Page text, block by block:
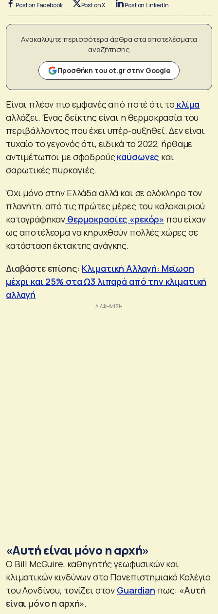
Post on Facebook Post on X Post on LinkedIn
Ανακαλύψτε περισσότερα άρθρα στα αποτελέσματα
αναζήτησης
Προσθήκη του ot.gr στην Google
Είναι πλέον πιο εμφανές από ποτέ ότι το κλίμα
αλλάζει. Ένας δείκτης είναι η θερμοκρασία του
περιβάλλοντος που έχει υπέρ-αυξηθεί. Δεν είναι
τυχαίο το γεγονός ότι, ειδικά το 2022, ήρθαμε
αντιμέτωποι με σφοδρούςκαύσωνες και
σαρωτικές πυρκαγιές.
Όχι μόνο στην Ελλάδα αλλά και σε ολόκληρο τον
πλανήτη, από τις πρώτες μέρες του καλοκαιριού
καταγράφηκαν θερμοκρασίες «ρεκόρ» που είχαν
ως αποτέλεσμα να κηρυχθούν πολλές χώρες σε
κατάσταση έκτακτης ανάγκης.
Διαβάστε επίσης: Κλιματική Αλλαγή: Μείωση
μέχρι και 25% στα Ω3 λιπαρά από την κλιματική
αλλαγή
«Αυτή είναι μόνο η αρχή»
Ο Bill McGuire, καθηγητής γεωφυσικών και
κλιματικών κινδύνων στο Πανεπιστημιακό Κολέγιο
του Λονδίνου, τονίζει στον Guardian πως: «Αυτή
είναι μόνο η αρχή».